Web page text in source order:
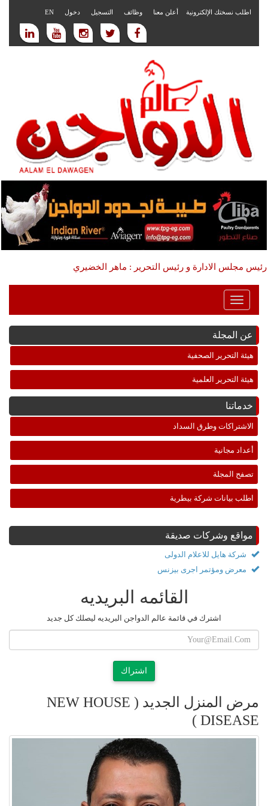
اطلب نسختك الإلكترونية أعلن معنا وظائف التسجيل دخول EN
رئيس مجلس الادارة و رئيس التحرير : ماهر الخضيري
Toggle
Navigation
عن المجلة
هيئة التحرير الصحفية
هيئة التحرير العلمية
خدماتنا
الاشتراكات وطرق السداد
أعداد مجانية
تصفح المجلة
اطلب بيانات شركة بيطرية
مواقع وشركات صديقة
شركة هايل للاعلام الدولى
معرض ومؤتمر اجرى بيزنس
القائمه البريديه
اشترك في قائمة عالم الدواجن البريديه ليصلك كل جديد
اشتراك
مرض المنزل الجديد ( NEW HOUSE
DISEASE )